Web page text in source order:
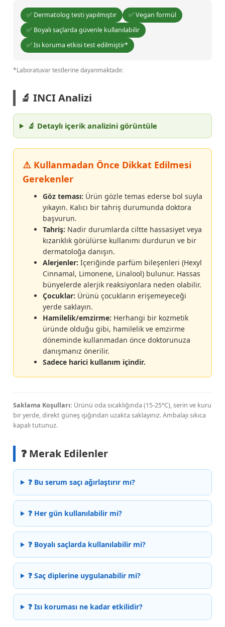
✅ Dermatolog testi yapılmıştır
✅ Vegan formül
✅ Boyalı saçlarda güvenle kullanılabilir
✅ Isı koruma etkisi test edilmiştir*
*Laboratuvar testlerine dayanmaktadır.
🔬 INCI Analizi
🔬 Detaylı içerik analizini görüntüle
⚠️ Kullanmadan Önce Dikkat Edilmesi
Gerekenler
Göz teması: Ürün gözle temas ederse bol suyla
yıkayın. Kalıcı bir tahriş durumunda doktora
başvurun.
Tahriş: Nadir durumlarda ciltte hassasiyet veya
kızarıklık görülürse kullanımı durdurun ve bir
dermatoloğa danışın.
Alerjenler: İçeriğinde parfüm bileşenleri (Hexyl
Cinnamal, Limonene, Linalool) bulunur. Hassas
bünyelerde alerjik reaksiyonlara neden olabilir.
Çocuklar: Ürünü çocukların erişemeyeceği
yerde saklayın.
Hamilelik/emzirme: Herhangi bir kozmetik
üründe olduğu gibi, hamilelik ve emzirme
döneminde kullanmadan önce doktorunuza
danışmanız önerilir.
Sadece harici kullanım içindir.
Saklama Koşulları: Ürünü oda sıcaklığında (15-25°C), serin ve kuru
bir yerde, direkt güneş ışığından uzakta saklayınız. Ambalajı sıkıca
kapalı tutunuz.
❓ Merak Edilenler
❓ Bu serum saçı ağırlaştırır mı?
❓ Her gün kullanılabilir mi?
❓ Boyalı saçlarda kullanılabilir mi?
❓ Saç diplerine uygulanabilir mi?
❓ Isı koruması ne kadar etkilidir?